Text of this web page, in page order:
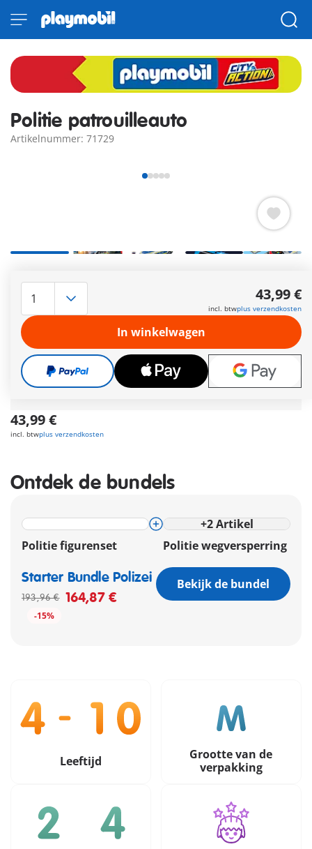
Politie patrouilleauto
Artikelnummer: 71729
inbegrepen bij het artikel), afneembaar dak en ruimte voor
maximaal 4 figuren. Stap in en help de dienstdoende
politieagent om snelheidsovertreders op de weg tegen te
houden, ongevalslocaties veilig te stellen en bewijsmateriaal
en politiegegevens te verzamelen in het notitieboekje
Meer informatie
Gratis verzending vanaf €40
43,99 €
incl. btwplus verzendkosten
43,99 €
incl. btwplus verzendkosten
In winkelwagen
Ontdek de bundels
Politie figurenset
+2 Artikel
Politie wegversperring
Starter Bundle Polizei
193,96 € 164,87 €
-15%
Bekijk de bundel
Leeftijd
Grootte van de
verpakking